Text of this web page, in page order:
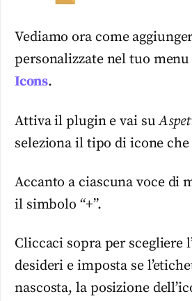
Vediamo ora come
personalizzate nel tuo
Icons.
Attiva il plugin e vai su
seleziona il tipo di icone
Accanto a ciascuna voce di
il simbolo “+”.
Cliccaci sopra per scegliere
desideri e imposta se
nascosta, la posizione